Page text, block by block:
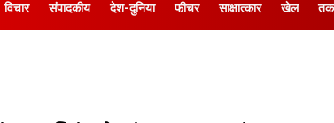
विचार संपादकीय देश-दुनिया फीचर साक्षात्‍कार खेल